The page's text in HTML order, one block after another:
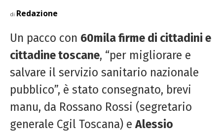
di Redazione
Un pacco con 60mila firme di cittadini e
cittadine toscane, “per migliorare e
salvare il servizio sanitario nazionale
pubblico”, è stato consegnato, brevi
manu, da Rossano Rossi (segretario
generale Cgil Toscana) eAlessio